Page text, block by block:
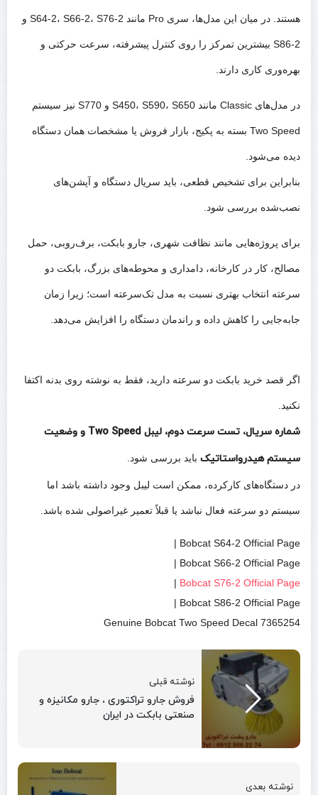
هستند. در میان این مدل‌ها، سری Pro مانند S64-2، S66-2، S76-2 و
S86-2 بیشترین تمرکز را روی کنترل پیشرفته، سرعت حرکتی و
بهره‌وری کاری دارند.
در مدل‌های Classic مانند S450، S590، S650 و S770 نیز سیستم
Two Speed بسته به پکیج، بازار فروش یا مشخصات همان دستگاه
دیده می‌شود.
بنابراین برای تشخیص قطعی، باید سریال دستگاه و آپشن‌های
نصب‌شده بررسی شود.
برای پروژه‌هایی مانند نظافت شهری، جارو بابکت، برف‌روبی، حمل
مصالح، کار در کارخانه، دامداری و محوطه‌های بزرگ، بابکت دو
سرعته انتخاب بهتری نسبت به مدل تک‌سرعته است؛ زیرا زمان
جابه‌جایی را کاهش داده و راندمان دستگاه را افزایش می‌دهد.
اگر قصد خرید بابکت دو سرعته دارید، فقط به نوشته روی بدنه اکتفا
نکنید.
شماره سریال، تست سرعت دوم، لیبل Two Speed و وضعیت
سیستم هیدرواستاتیک باید بررسی شود.
در دستگاه‌های کارکرده، ممکن است لیبل وجود داشته باشد اما
سیستم دو سرعته فعال نباشد یا قبلاً تعمیر غیراصولی شده باشد.
Bobcat S64-2 Official Page |
Bobcat S66-2 Official Page |
Bobcat S76-2 Official Page
|
Bobcat S86-2 Official Page |
Genuine Bobcat Two Speed Decal 7365254
نوشته قبلی
فروش جارو تراکتوری ، جارو مکانیزه و
صنعتی بابکت در ایران
نوشته بعدی